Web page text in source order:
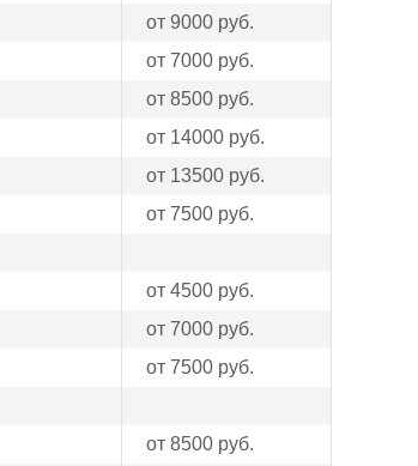
от 9000 руб.
от 7000 руб.
от 8500 руб.
от 14000 руб.
от 13500 руб.
от 7500 руб.
от 4500 руб.
от 7000 руб.
от 7500 руб.
от 8500 руб.